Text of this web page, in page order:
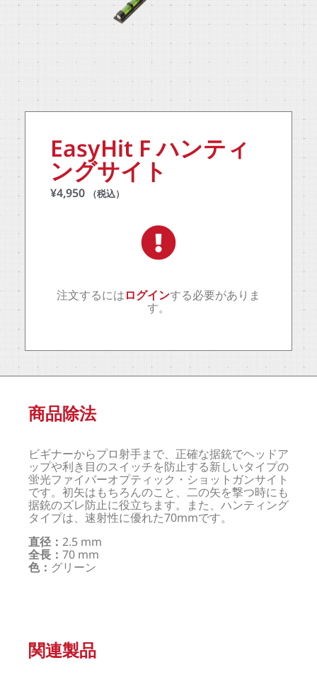
EasyHit F ハンティ
ングサイト
¥4,950 （税込）
注文するにはログインする必要がありま
す。
商品除法
ビギナーからプロ射手まで、正確な据銃でヘッドア
ップや利き目のスイッチを防止する新しいタイプの
蛍光ファイバーオプティック・ショットガンサイト
です。初矢はもちろんのこと、二の矢を撃つ時にも
据銃のズレ防止に役立ちます。また、ハンティング
タイプは、速射性に優れた70mmです。
直径： 2.5 mm
全長： 70 mm
色： グリーン
関連製品